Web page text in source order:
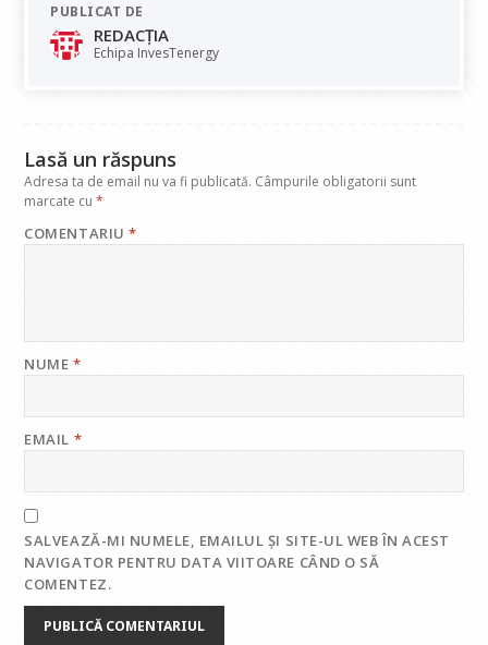
b
o
s
A dI
PUBLICAT DE
REDACȚIA
Echipa InvesTenergy
Lasă un răspuns
Adresa ta de email nu va fi publicată. Câmpurile obligatorii sunt
marcate cu*
COMENTARIU*
NUME*
EMAIL *
SALVEAZĂ-MI NUMELE, EMAILUL ȘI SITE-UL WEB ÎN ACEST
NAVIGATOR PENTRU DATA VIITOARE CÂND O SĂ
COMENTEZ.